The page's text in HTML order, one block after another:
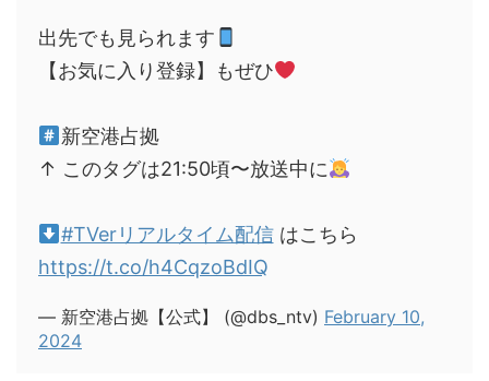
出先でも見られます
【お気に入り登録】もぜひ
新空港占拠
↑ このタグは21:50頃〜放送中に
#TVerリアルタイム配信はこちら
https://t.co/h4CqzoBdIQ
— 新空港占拠【公式】 (@dbs_ntv) February 10,
2024